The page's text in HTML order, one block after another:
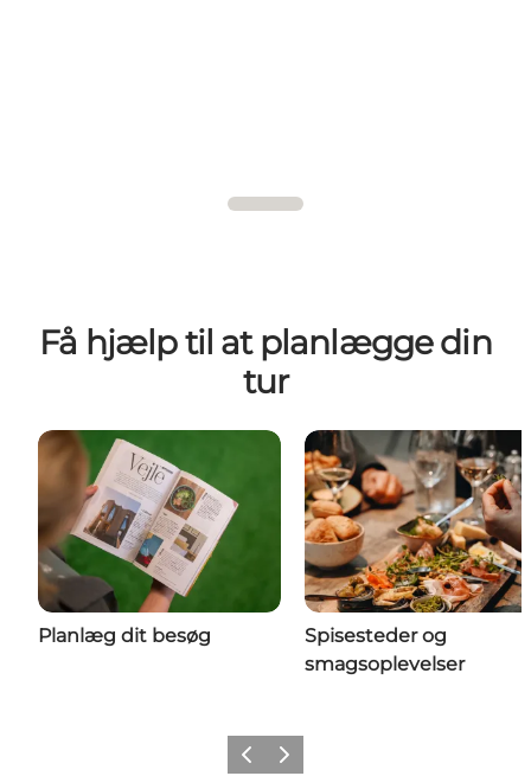
Få hjælp til at planlægge din
tur
Planlæg dit besøg
Spisesteder og
smagsoplevelser
ForrigeNæste